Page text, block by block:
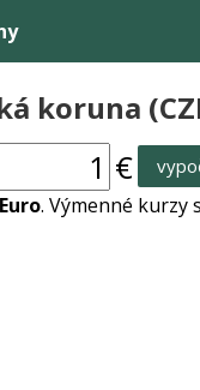
koruna
€
. Výmenné kurzy